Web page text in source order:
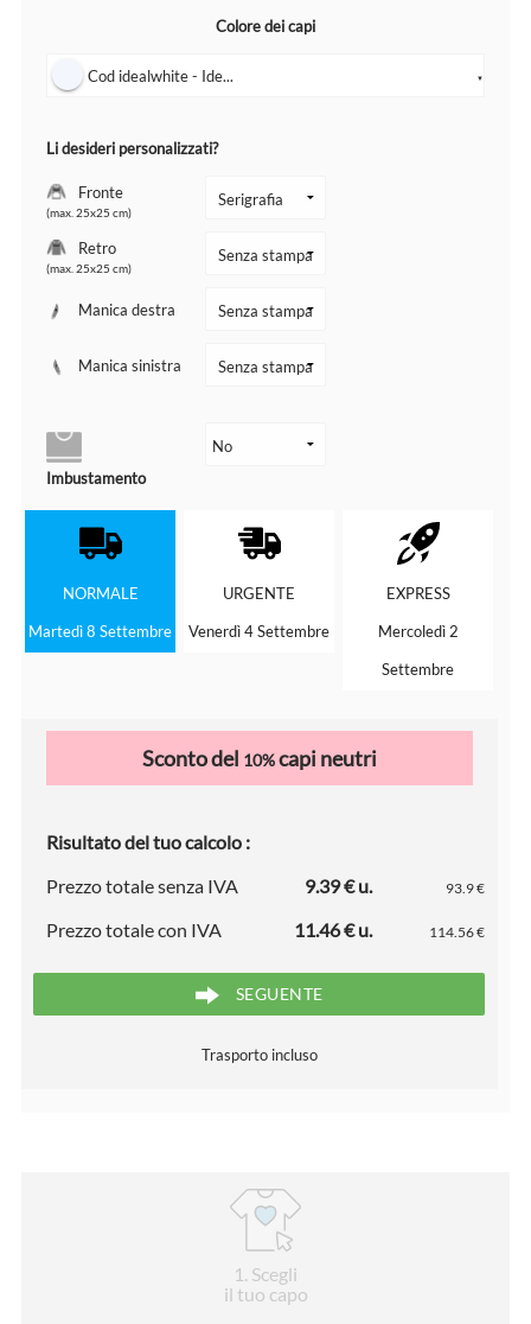
Colore dei capi
Cod idealwhite - Ide... ▼
Li desideri personalizzati?
Fronte
(max. 25x25 cm)
Retro
(max. 25x25 cm)
Manica destra
Manica sinistra
Imbustamento
NORMALE
Martedì 8 Settembre
URGENTE
Venerdì 4 Settembre
EXPRESS
Mercoledì 2
Settembre
Sconto del 10%capi neutri
Risultato del tuo calcolo :
Prezzo totale senza IVA
9.39 € u. 93.9 €
Prezzo totale con IVA 11.46 € u. 114.56 €
SEGUENTE
Trasporto incluso
1 . Scegli
il tuo capo